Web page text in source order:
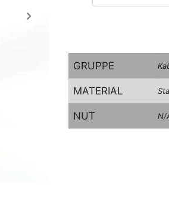
GRUPPE
MATERIAL
NUT N/